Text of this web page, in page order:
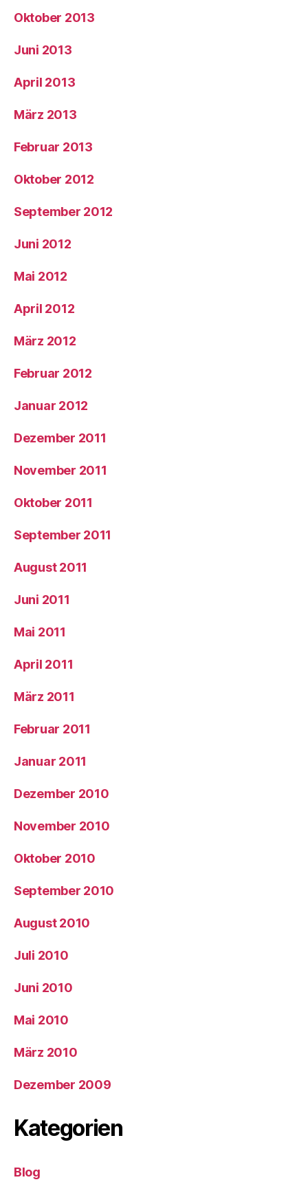
Oktober 2013
Juni 2013
April 2013
März 2013
Februar 2013
Oktober 2012
September 2012
Juni 2012
Mai 2012
April 2012
März 2012
Februar 2012
Januar 2012
Dezember 2011
November 2011
Oktober 2011
September 2011
August 2011
Juni 2011
Mai 2011
April 2011
März 2011
Februar 2011
Januar 2011
Dezember 2010
November 2010
Oktober 2010
September 2010
August 2010
Juli 2010
Juni 2010
Mai 2010
März 2010
Dezember 2009
Kategorien
Blog